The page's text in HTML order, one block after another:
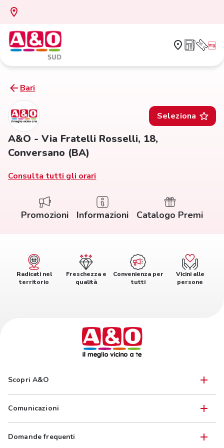
Bari
Seleziona
A&O - Via Fratelli Rosselli, 18,
Conversano (BA)
Consulta tutti gli orari
Promozioni Informazioni Catalogo Premi
Radicati nel
territorio
Freschezza e
qualità
Convenienza per
tutti
Vicini alle
persone
Scopri A&O
Comunicazioni
Domande frequenti